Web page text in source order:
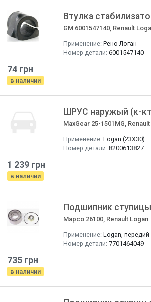
Втулка
GM 6001547140, Renault
Применение: Рено Логан
Номер детали: 6001547140
74 грн
в наличии
ШРУС наружый (к-
MaxGear 25-1501MG,
Применение: Logan (23X30)
Номер детали: 8200613827
1 239 грн
в наличии
Подшипник ступицы
Mapco 26100, Renault Logan
Применение: Logan, передий
Номер детали: 7701464049
735 грн
в наличии